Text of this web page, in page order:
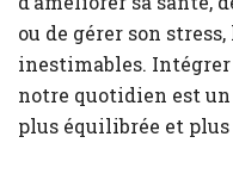
ou de gérer son stress,
inestimables.
notre quotidien est
plus équilibrée et plus